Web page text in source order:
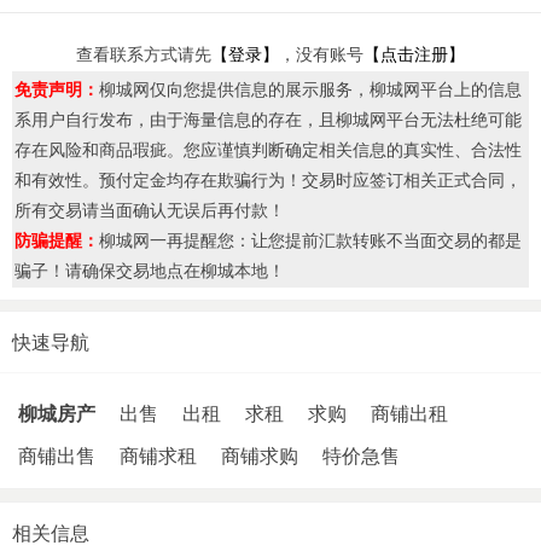
查看联系方式请先 【登录】 ，没有账号 【点击注册】
免责声明： 柳城网仅向您提供信息的展示服务，柳城网平台上的信息
系用户自行发布，由于海量信息的存在，且柳城网平台无法杜绝可能
存在风险和商品瑕疵。您应谨慎判断确定相关信息的真实性、合法性
和有效性。预付定金均存在欺骗行为！交易时应签订相关正式合同，
所有交易请当面确认无误后再付款！
防骗提醒： 柳城网一再提醒您：让您提前汇款转账不当面交易的都是
骗子！请确保交易地点在柳城本地！
快速导航
柳城房产 出售 出租 求租 求购
商铺出租
商铺出售
商铺求租 商铺求购 特价急售
相关信息